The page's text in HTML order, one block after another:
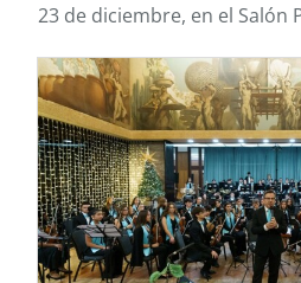
23 de diciembre, en el Salón